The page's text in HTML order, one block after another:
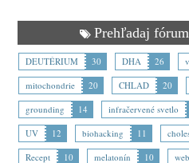
Prehľadaj
DEUTÉRIUM 30 DHA 26
mitochondrie
20 CHLAD 20
grounding
14 infračervené svetlo
UV
12 biohacking 11
Recept
10 melatonín 10